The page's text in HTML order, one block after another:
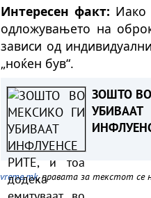
Интересен факт: Иако
одложувањето на
зависи од
„ноќен був“.
ЗОШТО
УБИВААТ
vreme.mk, правата за текстот се